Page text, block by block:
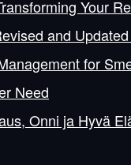
Your
and
for
Need
Onni ja Hyvä